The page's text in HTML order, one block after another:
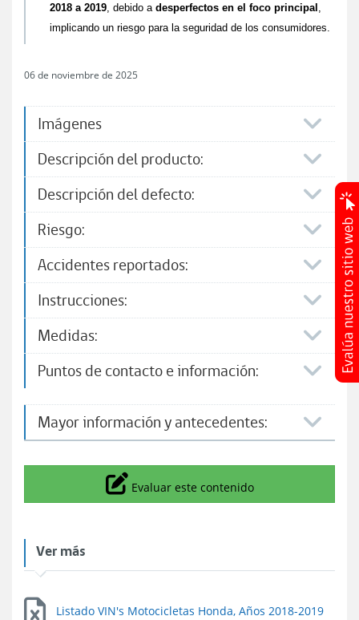
2018 a 2019 , debido a desperfectos en el foco principal
implicando un riesgo para la seguridad de los consumidores.
06 de noviembre de 2025
Imágenes
Descripción del producto:
Descripción del defecto:
Riesgo:
Accidentes reportados:
Instrucciones:
Medidas:
Puntos de contacto e información:​
Mayor información y antecedentes:
Icono
Evaluar este contenido
Ver más
Listado VIN's Motocicletas Honda, Años 2018-2019